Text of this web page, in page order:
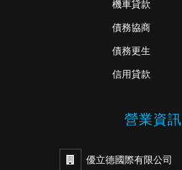
機車貸款
債務協商
債務更生
信用貸款
營業資訊
優立德國際有限公司